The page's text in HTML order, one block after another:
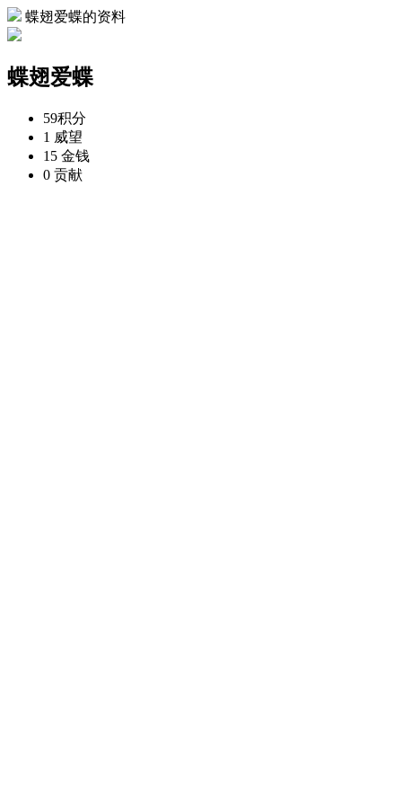
蝶翅爱蝶的资料
蝶翅爱蝶
59积分
1 威望
15 金钱
0 贡献